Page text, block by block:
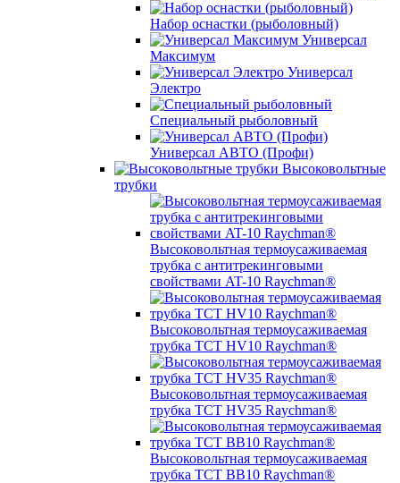
Набор оснастки (рыболовный)
Универсал
Максимум
Универсал
Электро
Специальный рыболовный
Универсал АВТО (Профи)
Высоковольтные
трубки
Высоковольтная термоусаживаемая
трубка с антитрекинговыми
свойствами AT-10 Raychman®
Высоковольтная термоусаживаемая
трубка TCT HV10 Raychman®
Высоковольтная термоусаживаемая
трубка TCT HV35 Raychman®
Высоковольтная термоусаживаемая
трубка TCT BB10 Raychman®